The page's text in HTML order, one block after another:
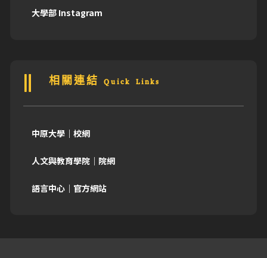
大學部 Instagram
相關連結 Quick Links
中原大學｜校網
人文與教育學院｜院網
語言中心｜官方網站